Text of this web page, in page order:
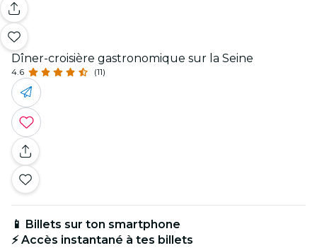
Dîner-croisière gastronomique sur la Seine
4.6 (11)
📱 Billets sur ton smartphone
⚡ Accès instantané à tes billets